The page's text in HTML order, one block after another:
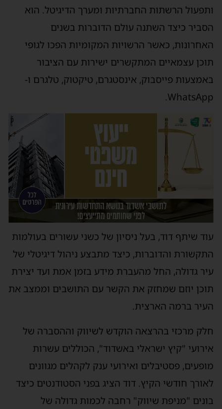
ותפעול הרשתות החברתיות ומערך הדיגיטל. הוא
הסביר כיצד השתנה עולם הדוברות בשנים
האחרונות, כאשר הרשויות המקומיות הפכו לגופי
תוכן עצמאיים המתקשרים ישירות עם הציבור
באמצעות פייסבוק, אינסטגרם, טיקטוק, טלגרם ו-
WhatsApp.
עוד שיתף דוד, בעל ניסיון של כשני עשורים בעולמות
התקשורת והדוברות, כיצד מתבצע ניהול דיגיטלי של
עיר גדולה, החל מהעברת מידע בזמן אמת ועד יצירת
תוכן יוזם שמחזק את הקשר עם התושבים וממצב את
העיר ברמה הארצית.
חלק מרכזי בהרצאה הוקדש לשיווק וההסברה של
אירועי "קיץ ישראלי באשדוד", הכוללים עשרות
מופעים, פסטיבלים ואירועי ענק לקהלים מגוונים
לאורך חודשי הקיץ. דוד הציג בפני הסטודנטים כיצד
בונים "מניפת שיווק" רחבה לכמות גדולה של